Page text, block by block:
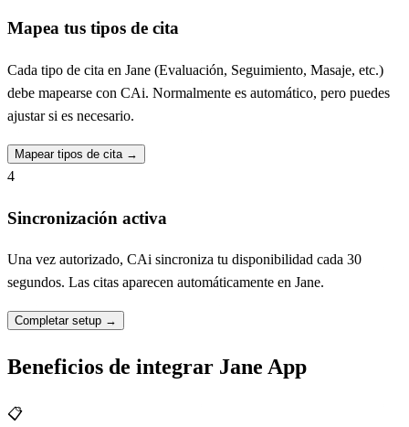
Mapea tus tipos de cita
Cada tipo de cita en Jane (Evaluación, Seguimiento, Masaje, etc.)
debe mapearse con CAi. Normalmente es automático, pero puedes
ajustar si es necesario.
Mapear tipos de cita →
4
Sincronización activa
Una vez autorizado, CAi sincroniza tu disponibilidad cada 30
segundos. Las citas aparecen automáticamente en Jane.
Completar setup →
Beneficios de integrar Jane App
📋